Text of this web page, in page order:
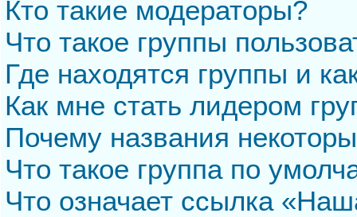
Кто такие модераторы?
Что такое группы
Где находятся группы и
Как мне стать лидером
Почему названия
Что такое группа по
Что означает ссылка